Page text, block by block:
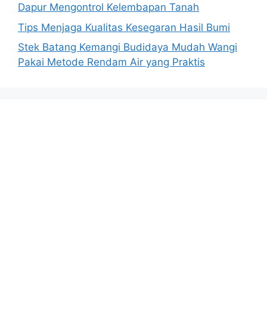
Dapur Mengontrol Kelembapan Tanah
Tips Menjaga Kualitas Kesegaran Hasil Bumi
Stek Batang Kemangi Budidaya Mudah Wangi
Pakai Metode Rendam Air yang Praktis